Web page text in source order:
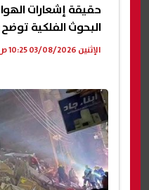
حقيقة إشعارات
البحوث الفلكية
الإثنين 03/08/2026 10:25 ص